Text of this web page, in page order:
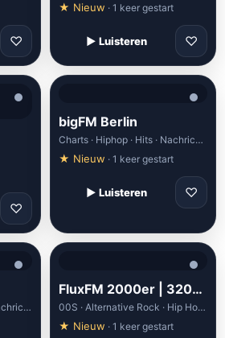
♡
★ Nieuw · 1 keer gestart
▶ Luisteren ♡
♡
bigFM Berlin
Charts · Hiphop · Hits · Nachrichten · Pop
★ Nieuw · 1 keer gestart
▶ Luisteren ♡
Charts · Hip Hop · Hits · Nachrichten · Pop
FluxFM 2000er | 320k AAC
00S · Alternative Rock · Hip Hop · Music Only · Nostalgic
★ Nieuw · 1 keer gestart